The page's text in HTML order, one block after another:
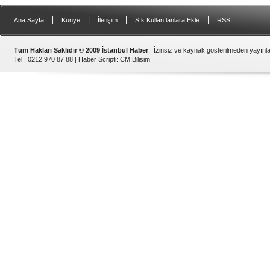
Ana Sayfa Künye İletişim Sık Kullanılanlara Ekle RSS
Tüm Hakları Saklıdır © 2009 İstanbul Haber | İzinsiz ve kaynak gösterilmeden
Tel : 0212 970 87 88 | Haber Scripti: CM Bilişim